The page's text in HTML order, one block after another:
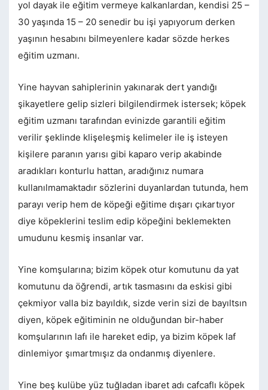
yol dayak ile eğitim vermeye kalkanlardan, kendisi 25 –
30 yaşında 15 – 20 senedir bu işi yapıyorum derken
yaşının hesabını bilmeyenlere kadar sözde herkes
eğitim uzmanı.
Yine hayvan sahiplerinin yakınarak dert yandığı
şikayetlere gelip sizleri bilgilendirmek istersek; köpek
eğitim uzmanı tarafından evinizde garantili eğitim
verilir şeklinde klişeleşmiş kelimeler ile iş isteyen
kişilere paranın yarısı gibi kaparo verip akabinde
aradıkları konturlu hattan, aradığınız numara
kullanılmamaktadır sözlerini duyanlardan tutunda, hem
parayı verip hem de köpeği eğitime dışarı çıkartıyor
diye köpeklerini teslim edip köpeğini beklemekten
umudunu kesmiş insanlar var.
Yine komşularına; bizim köpek otur komutunu da yat
komutunu da öğrendi, artık tasmasını da eskisi gibi
çekmiyor valla biz bayıldık, sizde verin sizi de bayıltsın
diyen, köpek eğitiminin ne olduğundan bir-haber
komşularının lafı ile hareket edip, ya bizim köpek laf
dinlemiyor şımartmışız da ondanmış diyenlere.
Yine beş kulübe yüz tuğladan ibaret adı cafcaflı köpek